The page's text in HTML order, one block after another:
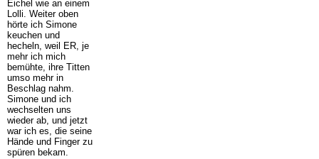
Eichel wie an einem
Lolli. Weiter oben
hörte ich Simone
keuchen und
hecheln, weil ER, je
mehr ich mich
bemühte, ihre Titten
umso mehr in
Beschlag nahm.
Simone und ich
wechselten uns
wieder ab, und jetzt
war ich es, die seine
Hände und Finger zu
spüren bekam.